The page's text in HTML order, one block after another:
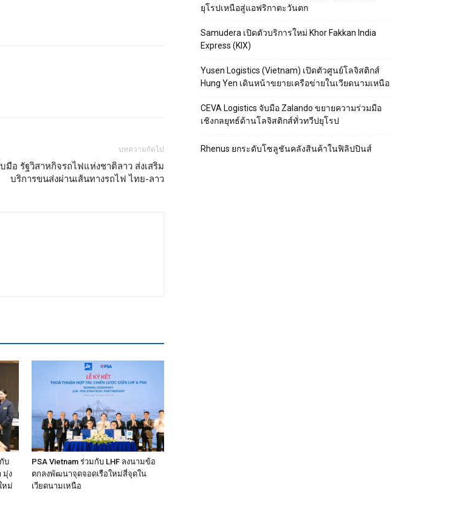
บทความถัดไป
มือ รัฐวิสาหกิจรถไฟแห่งชาติลาว ส่งเสริม
บริการขนส่งผ่านเส้นทางรถไฟ ไทย-ลาว
บ
มุ่ง
หม่
PSA Vietnam ร่วมกับ LHF ลงนามข้อ
ตกลงพัฒนาจุดจอดเรือใหม่สี่จุดใน
เวียดนามเหนือ
ยุโรปเหนือสู่แอฟริกาตะวันตก
Samudera เปิดตัวบริการใหม่ Khor Fakkan India
Express (KIX)
Yusen Logistics (Vietnam) เปิดตัวศูนย์โลจิสติกส์
Hung Yen เดินหน้าขยายเครือข่ายในเวียดนามเหนือ
CEVA Logistics จับมือ Zalando ขยายความร่วมมือ
เชิงกลยุทธ์ด้านโลจิสติกส์ทั่วทวีปยุโรป
Rhenus ยกระดับโซลูชันคลังสินค้าในฟิลิปปินส์